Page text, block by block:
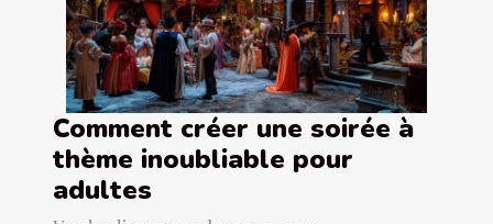
Comment créer une soirée à
thème inoubliable pour
adultes